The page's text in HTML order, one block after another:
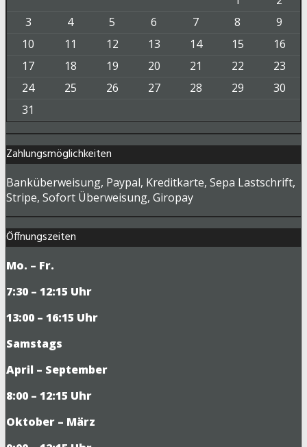
3
4 5 6 7 8
9
10
11 12 13 14 15
16
17
18 19 20 21 22
23
24
25 26 27 28 29
30
31
Zahlungsmöglichkeiten
Banküberweisung, Paypal, Kreditkarte, Sepa Lastschrift,
Stripe, Sofort Überweisung, Giropay
Öffnungszeiten
Mo. – Fr.
7:30 – 12:15 Uhr
13:00 – 16:15 Uhr
Samstags
April – September
8:00 – 12:15 Uhr
Oktober – März